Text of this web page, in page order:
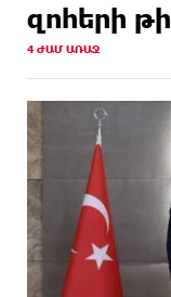
զոհերի
4 ԺԱՄ ԱՌԱՋ